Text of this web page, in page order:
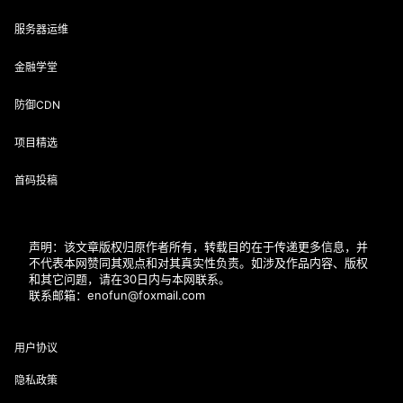
服务器运维
金融学堂
防御CDN
项目精选
首码投稿
声明：该文章版权归原作者所有，转载目的在于传递更多信息，并
不代表本网赞同其观点和对其真实性负责。如涉及作品内容、版权
和其它问题，请在30日内与本网联系。
联系邮箱：enofun@foxmail.com
用户协议
隐私政策